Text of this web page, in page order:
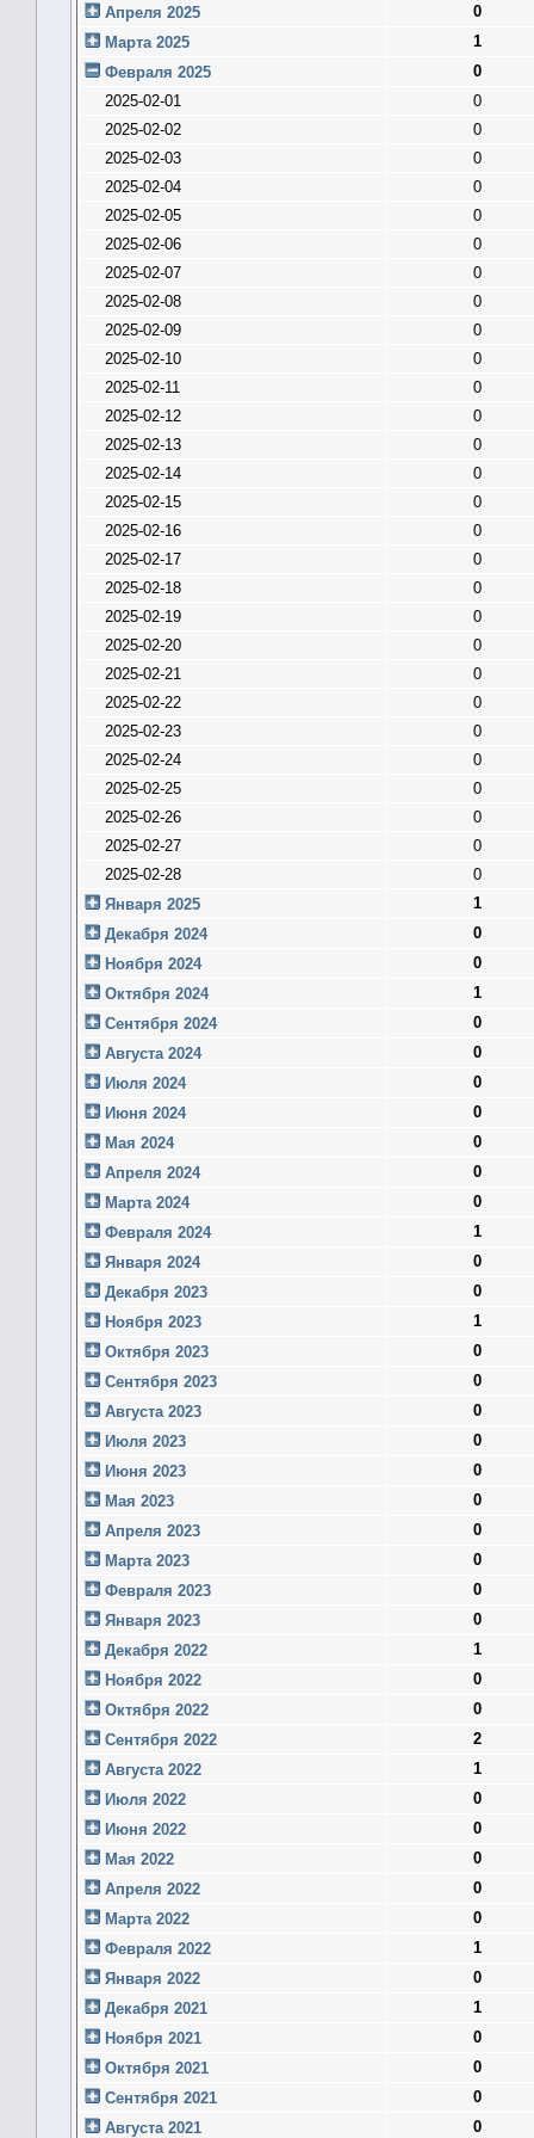
Апреля 2025
0
Марта 2025
1
Февраля 2025
0
2025-02-01
0
2025-02-02
0
2025-02-03
0
2025-02-04
0
2025-02-05
0
2025-02-06
0
2025-02-07
0
2025-02-08
0
2025-02-09
0
2025-02-10
0
2025-02-11
0
2025-02-12
0
2025-02-13
0
2025-02-14
0
2025-02-15
0
2025-02-16
0
2025-02-17
0
2025-02-18
0
2025-02-19
0
2025-02-20
0
2025-02-21
0
2025-02-22
0
2025-02-23
0
2025-02-24
0
2025-02-25
0
2025-02-26
0
2025-02-27
0
2025-02-28
0
Января 2025
1
Декабря 2024
0
Ноября 2024
0
Октября 2024
1
Сентября 2024
0
Августа 2024
0
Июля 2024
0
Июня 2024
0
Мая 2024
0
Апреля 2024
0
Марта 2024
0
Февраля 2024
1
Января 2024
0
Декабря 2023
0
Ноября 2023
1
Октября 2023
0
Сентября 2023
0
Августа 2023
0
Июля 2023
0
Июня 2023
0
Мая 2023
0
Апреля 2023
0
Марта 2023
0
Февраля 2023
0
Января 2023
0
Декабря 2022
1
Ноября 2022
0
Октября 2022
0
Сентября 2022
2
Августа 2022
1
Июля 2022
0
Июня 2022
0
Мая 2022
0
Апреля 2022
0
Марта 2022
0
Февраля 2022
1
Января 2022
0
Декабря 2021
1
Ноября 2021
0
Октября 2021
0
Сентября 2021
0
Августа 2021
0